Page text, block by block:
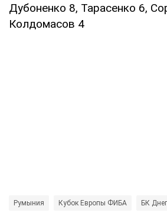
Дубоненко 8, Тарасенко 6,
Колдомасов 4
Румыния Кубок Европы ФИБА БК